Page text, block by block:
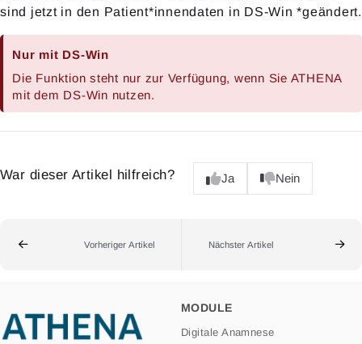
sind jetzt in den Patient*innendaten in DS-Win *geändert.
Nur mit DS-Win
Die Funktion steht nur zur Verfügung, wenn Sie ATHENA
mit dem DS-Win nutzen.
War dieser Artikel hilfreich? Ja Nein
Vorheriger Artikel Nächster Artikel
MODULE
Digitale Anamnese